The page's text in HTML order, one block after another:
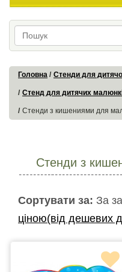
Головна Стенди для
Стенд для дитячих
Стенди з кишениями для
Стенди з
Сортувати за: За
ціною(від дешевих